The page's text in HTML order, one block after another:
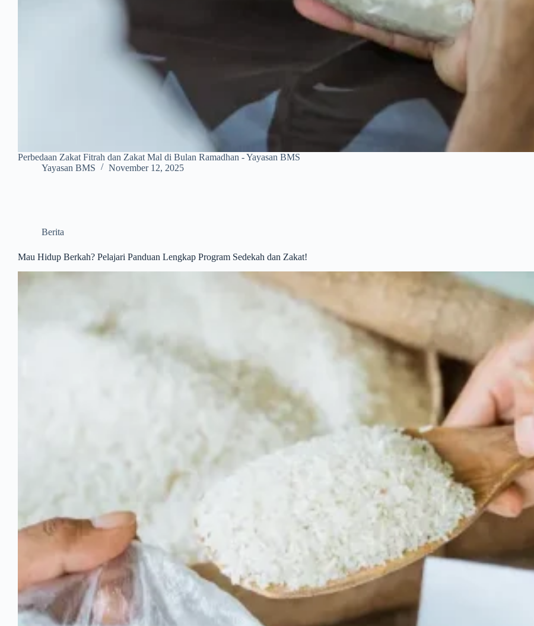
Perbedaan Zakat Fitrah dan Zakat Mal di Bulan Ramadhan - Yayasan BMS
Yayasan BMS
November 12, 2025
Berita
Mau Hidup Berkah? Pelajari Panduan Lengkap Program Sedekah dan Zakat!